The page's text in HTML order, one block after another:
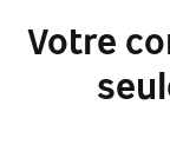
Votre